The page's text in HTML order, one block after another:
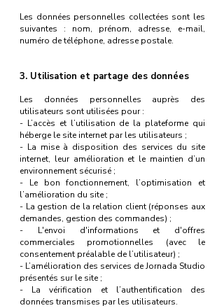
Les données personnelles collectées sont les
suivantes : nom, prénom, adresse, e-mail,
numéro de téléphone, adresse postale.
3. Utilisation et partage des données
Les données personnelles auprès des
utilisateurs sont utilisées pour :
- L’accès et l’utilisation de la plateforme qui
héberge le site internet par les utilisateurs ;
- La mise à disposition des services du site
internet, leur amélioration et le maintien d’un
environnement sécurisé ;
- Le bon fonctionnement, l’optimisation et
l’amélioration du site ;
- La gestion de la relation client (réponses aux
demandes, gestion des commandes) ;
- L'envoi d'informations et d'offres
commerciales promotionnelles (avec le
consentement préalable de l’utilisateur) ;
- L’amélioration des services de Jornada Studio
présentés sur le site ;
- La vérification et l’authentification des
données transmises par les utilisateurs.